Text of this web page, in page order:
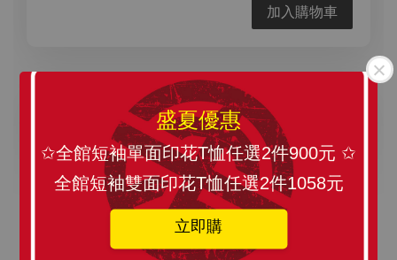
盛夏優惠
✩全館短袖單面印花T恤任選2件900元 ✩
全館短袖雙面印花T恤任選2件1058元
立即購
加入購物車
素面圓領T恤 加購價199元
瀏覽更多